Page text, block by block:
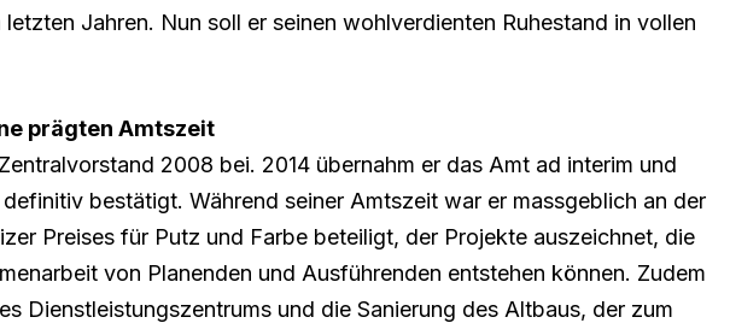
Jahren. Nun soll er seinen wohlverdienten Ruhestand in vollen
prägten Amtszeit
2008 bei. 2014 übernahm er das Amt ad interim und
bestätigt. Während seiner Amtszeit war er massgeblich an der
Preises für Putz und Farbe beteiligt, der Projekte auszeichnet, die
von Planenden und Ausführenden entstehen können. Zudem
Dienstleistungszentrums und die Sanierung des Altbaus, der zum